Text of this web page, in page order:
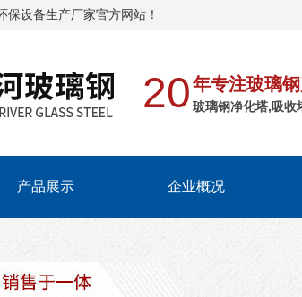
保设备生产厂家官方网站！
20年专注玻璃
玻璃钢净化塔,吸收
产品展示 企业概况